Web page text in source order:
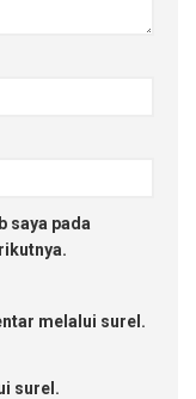
saya pada
melalui surel.
surel.